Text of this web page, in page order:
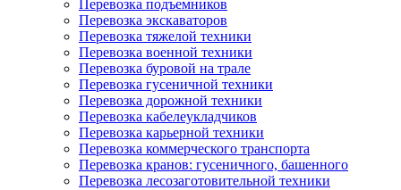
Перевозка подъемников
Перевозка экскаваторов
Перевозка тяжелой техники
Перевозка военной техники
Перевозка буровой на трале
Перевозка гусеничной техники
Перевозка дорожной техники
Перевозка кабелеукладчиков
Перевозка карьерной техники
Перевозка коммерческого транспорта
Перевозка кранов: гусеничного, башенного
Перевозка лесозаготовительной техники